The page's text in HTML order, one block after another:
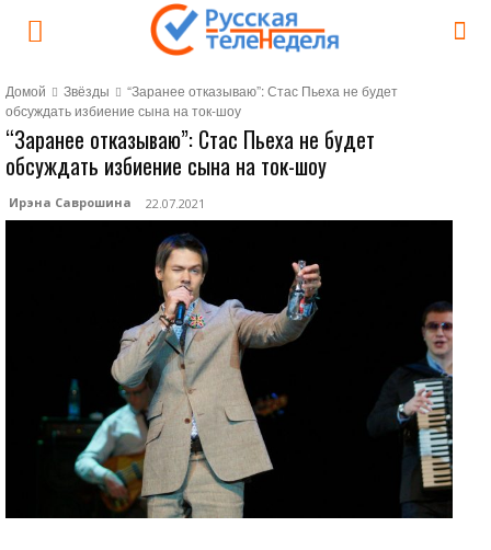
Домой Звёзды
“Заранее отказываю”: Стас Пьеха не будет
обсуждать избиение сына на ток-шоу
“Заранее отказываю”: Стас Пьеха не будет
обсуждать избиение сына на ток-шоу
Ирэна Саврошина 22.07.2021